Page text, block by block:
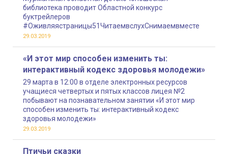
библиотека проводит Областной конкурс
буктрейлеров
#Оживляястраницы51ЧитаемвслухСнимаемвместе
29.03.2019
«И этот мир способен изменить ты:
интерактивный кодекс здоровья молодежи»
29 марта в 12:00 в отделе электронных ресурсов
учащиеся четвертых и пятых классов лицея №2
побывают на познавательном занятии «И этот мир
способен изменить ты: интерактивный кодекс
здоровья молодежи»
29.03.2019
Птичьи сказки